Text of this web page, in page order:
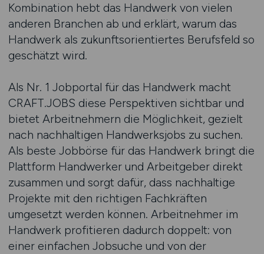
Kombination hebt das Handwerk von vielen
anderen Branchen ab und erklärt, warum das
Handwerk als zukunftsorientiertes Berufsfeld so
geschätzt wird.
Als Nr. 1 Jobportal für das Handwerk macht
CRAFT.JOBS diese Perspektiven sichtbar und
bietet Arbeitnehmern die Möglichkeit, gezielt
nach nachhaltigen Handwerksjobs zu suchen.
Als beste Jobbörse für das Handwerk bringt die
Plattform Handwerker und Arbeitgeber direkt
zusammen und sorgt dafür, dass nachhaltige
Projekte mit den richtigen Fachkräften
umgesetzt werden können. Arbeitnehmer im
Handwerk profitieren dadurch doppelt: von
einer einfachen Jobsuche und von der